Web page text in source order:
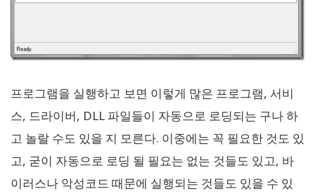
프로그램을 실행하고 보면 이렇게 많은 프로그램, 서비
스, 드라이버, DLL 파일들이 자동으로 로딩되는 구나 하
고 놀랄 수도 있을 지 모른다. 이중에는 꼭 필요한 것도 있
고, 굳이 자동으로 로딩 될 필요는 없는 것들도 있고, 바
이러스나 악성코드 때문에 실행되는 것들도 있을 수 있